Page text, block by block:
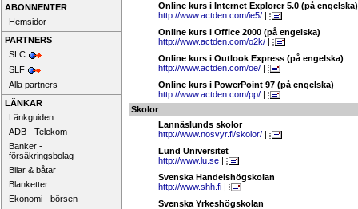
ABONNENTER
Hemsidor
PARTNERS
SLC
SLF
Alla partners
LÄNKAR
Länkguiden
ADB - Telekom
Banker -
försäkringsbolag
Bilar & båtar
Blanketter
Ekonomi - börsen
Online kurs i Internet Explorer 5.0 (på engelska)
http://www.actden.com/ie5/ |
Online kurs i Office 2000 (på engelska)
http://www.actden.com/o2k/ |
Online kurs i Outlook Express (på engelska)
http://www.actden.com/oe/ |
Online kurs i PowerPoint 97 (på engelska)
http://www.actden.com/pp/ |
Skolor
Lannäslunds skolor
http://www.nosvyr.fi/skolor/ |
Lund Universitet
http://www.lu.se |
Svenska Handelshögskolan
http://www.shh.fi |
Svenska Yrkeshögskolan